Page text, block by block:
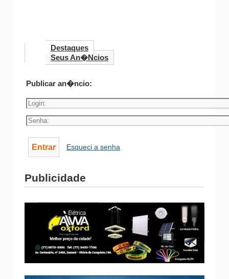
Destaques
Seus An�ncios
Publicar an�ncio:
Esqueci a senha
Publicidade